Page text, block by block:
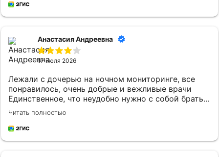
Анастасия Андреевна
17 июля 2026
Лежали с дочерью на ночном мониторинге, все
понравилось, очень добрые и вежливые врачи
Единственное, что неудобно нужно с собой брать
постельное белье и маленькому ребенку
кипяченую воду
Читать полностью